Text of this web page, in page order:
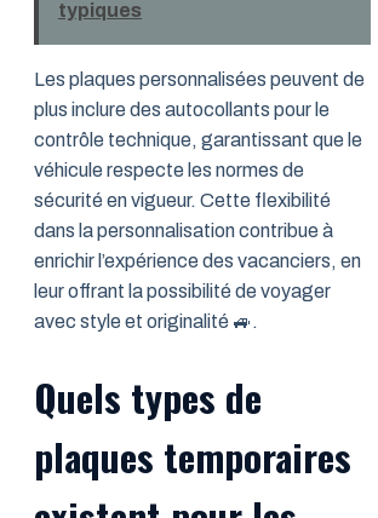
typiques
Les plaques personnalisées peuvent de
plus inclure des autocollants pour le
contrôle technique, garantissant que le
véhicule respecte les normes de
sécurité en vigueur. Cette flexibilité
dans la personnalisation contribue à
enrichir l’expérience des vacanciers, en
leur offrant la possibilité de voyager
avec style et originalité 🚙.
Quels types de
plaques temporaires